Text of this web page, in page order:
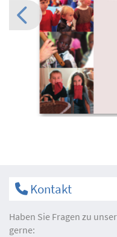
Kontakt
Haben Sie Fragen zu
gerne: